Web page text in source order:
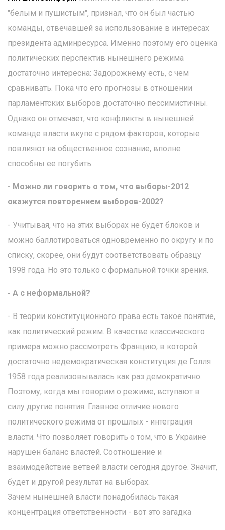
"белым и пушистым", признал, что он был частью
команды, отвечавшей за использование в интересах
президента админресурса. Именно поэтому его оценка
политических перспектив нынешнего режима
достаточно интересна: Задорожнему есть, с чем
сравнивать. Пока что его прогнозы в отношении
парламентских выборов достаточно пессимистичны.
Однако он отмечает, что конфликты в нынешней
команде власти вкупе с рядом факторов, которые
повлияют на общественное сознание, вполне
способны ее погубить.
- Можно ли говорить о том, что выборы-2012
окажутся повторением выборов-2002?
- Учитывая, что на этих выборах не будет блоков и
можно баллотироваться одновременно по округу и по
списку, скорее, они будут соответствовать образцу
1998 года. Но это только с формальной точки зрения.
- А с неформальной?
- В теории конституционного права есть такое понятие,
как политический режим. В качестве классического
примера можно рассмотреть Францию, в которой
достаточно недемократическая конституция де Голля
1958 года реализовывалась как раз демократично.
Поэтому, когда мы говорим о режиме, вступают в
силу другие понятия. Главное отличие нового
политического режима от прошлых - интеграция
власти. Что позволяет говорить о том, что в Украине
нарушен баланс властей. Соотношение и
взаимодействие ветвей власти сегодня другое. Значит,
будет и другой результат на выборах.
Зачем нынешней власти понадобилась такая
концентрация ответственности - вот это загадка